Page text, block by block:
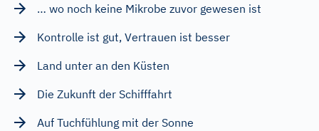
… wo noch keine Mikrobe zuvor gewesen ist
Kontrolle ist gut, Vertrauen ist besser
Land unter an den Küsten
Die Zukunft der Schifffahrt
Auf Tuchfühlung mit der Sonne